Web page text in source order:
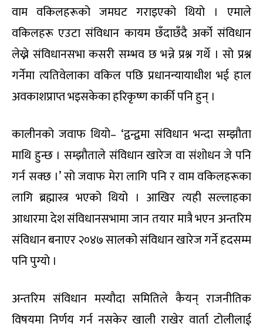
वाम वकिलहरूको जमघट गराइएको थियो । एमाले
वकिलहरू एउटा संविधान कायम छँदाछँदै अर्को संविधान
लेख्ने संविधानसभा कसरी सम्भव छ भन्ने प्रश्न गर्थे । सो प्रश्न
गर्नेमा त्यतिवेलाका वकिल पछि प्रधानन्यायाधीश भई हाल
अवकाशप्राप्त भइसकेका हरिकृष्ण कार्की पनि हुन् ।
कालीनको जवाफ थियो– ‘द्वन्द्वमा संविधान भन्दा सम्झौता
माथि हुन्छ । सम्झौताले संविधान खारेज वा संशोधन जे पनि
गर्न सक्छ ।’ सो जवाफ मेरा लागि पनि र वाम वकिलहरूका
लागि ब्रह्मास्त्र भएको थियो । आखिर त्यही सल्लाहका
आधारमा देश संविधानसभामा जान तयार मात्रै भएन अन्तरिम
संविधान बनाएर २०४७ सालको संविधान खारेज गर्ने हदसम्म
पनि पुग्यो ।
अन्तरिम संविधान मस्यौदा समितिले कैयन् राजनीतिक
विषयमा निर्णय गर्न नसकेर खाली राखेर वार्ता टोलीलाई